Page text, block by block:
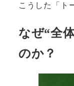
こうした「ト
なぜ“全
のか？